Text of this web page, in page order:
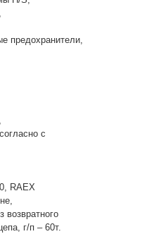
предохранители,
с
RAEX
возвратного
г/п – 60т.